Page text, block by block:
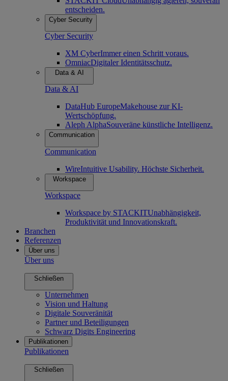
entscheiden.
Cyber Security
Cyber Security
XM CyberImmer einen Schritt voraus.
OmniacDigitaler Identitätsschutz.
Data & AI
Data & AI
DataHub EuropeMakehouse zur KI-
Wertschöpfung.
Aleph AlphaSouveräne künstliche Intelligenz.
Communication
Communication
WireIntuitive Usability. Höchste Sicherheit.
Workspace
Workspace
Workspace by STACKITUnabhängigkeit,
Produktivität und Innovationskraft.
Branchen
Referenzen
Über uns
Über uns
Schließen
Unternehmen
Vision und Haltung
Digitale Souveränität
Partner und Beteiligungen
Schwarz Digits Engineering
Publikationen
Publikationen
Schließen